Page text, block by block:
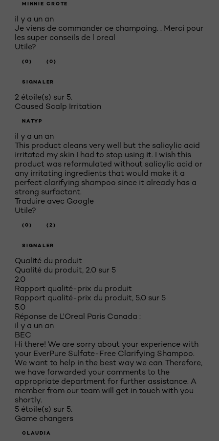
MINNIE CROTE
il y a un an
Je viens de commander ce champoing. . Merci pour
les super conseils de l oreal
Utile?
(0) (0)
SIGNALER
2 étoile(s) sur 5.
Caused Scalp Irritation
NATYP
il y a un an
This product cleans very well but the salicylic acid
irritated my skin I had to stop using it. I wish this
product was reformulated without salicylic acid or
any irritating ingredients that would make it a
perfect clarifying shampoo since it already has a
strong surfactant.
Traduire avec Google
Utile?
(0) (2)
SIGNALER
Qualité du produit
Qualité du produit, 2.0 sur 5
2.0
Rapport qualité-prix du produit
Rapport qualité-prix du produit, 5.0 sur 5
5.0
Réponse de L'Oreal Paris Canada :
il y a un an
BEC
Hi there! We are sorry about your experience with
your EverPure Sulfate-Free Clarifying Shampoo.
We want to help in the best way we can. Therefore,
we have forwarded your comments to the
appropriate department for further assistance. A
member from our team will get in touch with you
shortly.
5 étoile(s) sur 5.
Game changers
CLAUDIA